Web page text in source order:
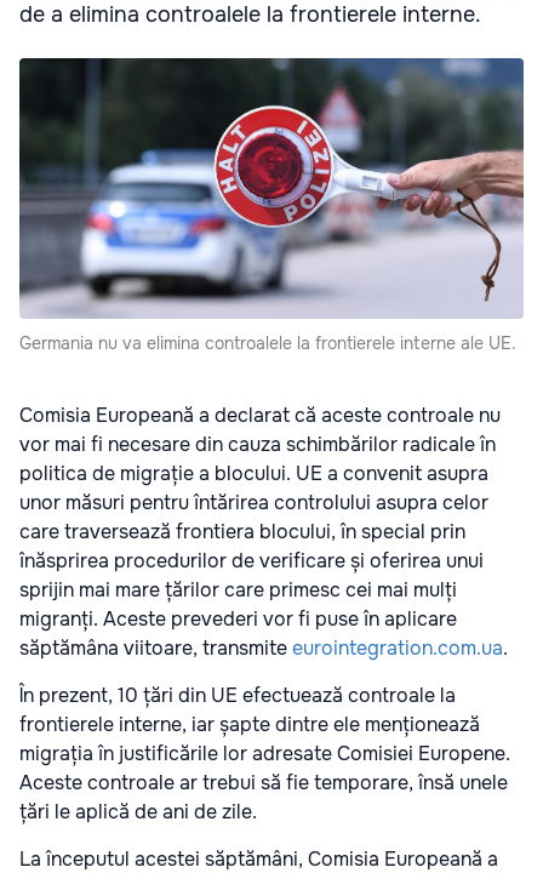
de a elimina controalele la frontierele interne.
Germania nu va elimina controalele la frontierele interne ale UE.
Comisia Europeană a declarat că aceste controale nu
vor mai fi necesare din cauza schimbărilor radicale în
politica de migrație a blocului. UE a convenit asupra
unor măsuri pentru întărirea controlului asupra celor
care traversează frontiera blocului, în special prin
înăsprirea procedurilor de verificare și oferirea unui
sprijin mai mare țărilor care primesc cei mai mulți
migranți. Aceste prevederi vor fi puse în aplicare
săptămâna viitoare, transmiteeurointegration.com.ua.
În prezent, 10 țări din UE efectuează controale la
frontierele interne, iar șapte dintre ele menționează
migrația în justificările lor adresate Comisiei Europene.
Aceste controale ar trebui să fie temporare, însă unele
țări le aplică de ani de zile.
La începutul acestei săptămâni, Comisia Europeană a